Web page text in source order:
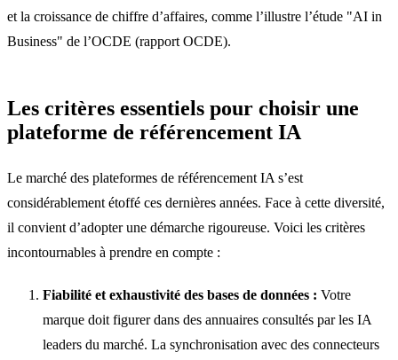
et la croissance de chiffre d’affaires, comme l’illustre l’étude "AI in
Business" de l’OCDE (rapport OCDE).
Les critères essentiels pour choisir une
plateforme de référencement IA
Le marché des plateformes de référencement IA s’est
considérablement étoffé ces dernières années. Face à cette diversité,
il convient d’adopter une démarche rigoureuse. Voici les critères
incontournables à prendre en compte :
Fiabilité et exhaustivité des bases de données : Votre
marque doit figurer dans des annuaires consultés par les IA
leaders du marché. La synchronisation avec des connecteurs